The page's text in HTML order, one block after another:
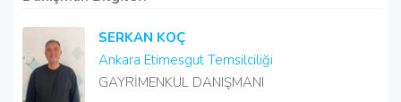
SERKAN KOÇ
Ankara Etimesgut Temsilciliği
GAYRİMENKUL DANIŞMANI